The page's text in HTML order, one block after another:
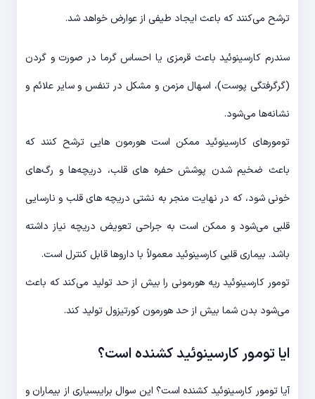
ترشح می‌کنند که باعث ایجاد طیفی از عوارض خواهد شد.
سندرم کارسینوئید باعث قرمزی یا احساس گرما در صورت و گردن
(گرگرفتگی پوست)، اسهال مزمن و مشکل در تنفس و سایر علائم و
نشانه‌ها می‌شود.
تومورهای کارسینوئید ممکن است هورمون هایی ترشح کنند که
باعث ضخیم شدن پوشش حفره های قلب، دریچه‌ها و رگ‌های
خونی شود، که در نهایت منجر به نشتی دریچه های قلب و نارسایی
قلبی می‌شود و ممکن است به جراحی تعویض دریچه نیاز داشته
باشد. بیماری قلبی کارسینوئید معمولاً با داروها قابل کنترل است.
تومور کارسینوئید ریه هورمونی را بیش از حد تولید می‌کند که باعث
می‌شود بدن شما بیش از حد هورمون کورتیزول تولید کند.
ایا تومور کارسینوئید کشنده است؟
آیا تومور کارسینوئید کشنده است؟ این سوال برایبسیاری از بیماران و